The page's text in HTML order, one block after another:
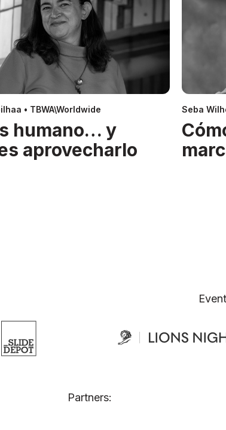
• TBWA\Worldwide
humano… y
aprovecharlo
Seba
Partners: